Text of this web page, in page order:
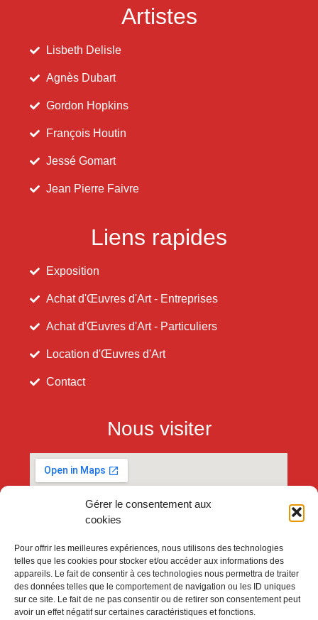
Gérer le consentement aux
cookies
Pour offrir les meilleures expériences, nous utilisons des technologies
telles que les cookies pour stocker et/ou accéder aux informations des
appareils. Le fait de consentir à ces technologies nous permettra de traiter
des données telles que le comportement de navigation ou les ID uniques
sur ce site. Le fait de ne pas consentir ou de retirer son consentement peut
avoir un effet négatif sur certaines caractéristiques et fonctions.
Artistes
Lisbeth Delisle
Agnès Dubart
Gordon Hopkins
François Houtin
Jessé Gomart
Jean Pierre Faivre
Liens rapides
Exposition
Achat d'Œuvres d'Art - Entreprises
Achat d'Œuvres d'Art - Particuliers
Location d'Œuvres d'Art
Contact
Nous visiter